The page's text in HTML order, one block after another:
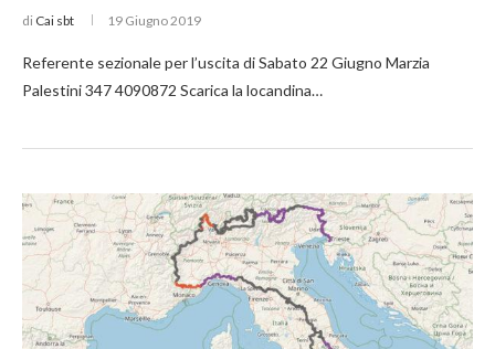
di Cai sbt 19 Giugno 2019
Referente sezionale per l’uscita di Sabato 22 Giugno Marzia
Palestini 347 4090872 Scarica la locandina…